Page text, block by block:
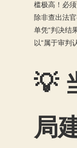
槛极高！必
除非查出法
单凭“判决结
以“属于审判
💡
局